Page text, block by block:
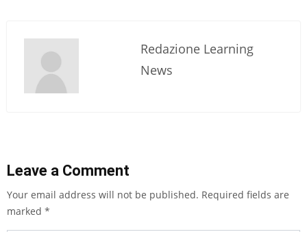
Redazione Learning
News
Leave a Comment
Your email address will not be published. Required fields are
marked *